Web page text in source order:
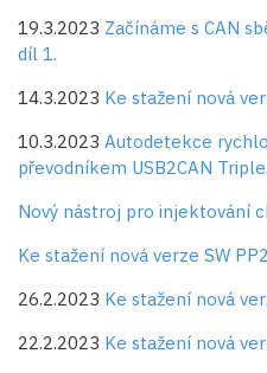
19.3.2023 Začínáme s CAN
díl 1.
14.3.2023 Ke stažení nová
10.3.2023 Autodetekce
převodníkem USB2CAN Triple.
Nový nástroj pro injektování
Ke stažení nová verze SW
26.2.2023 Ke stažení nová
22.2.2023 Ke stažení nová